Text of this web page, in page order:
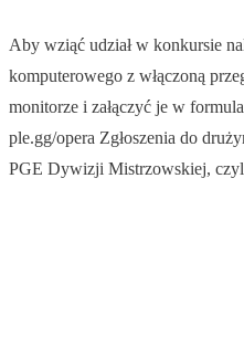
Aby wziąć udział w konkursie
komputerowego z włączoną
monitorze i załączyć je w
ple.gg/opera Zgłoszenia do
PGE Dywizji Mistrzowskiej,